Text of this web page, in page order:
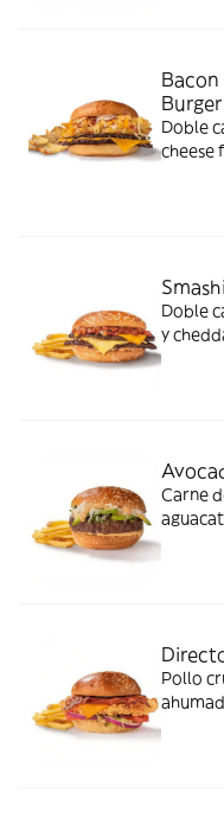
Bacon
Burger
Doble
cheese
Doble
y
Carne
Pollo crunchy, con